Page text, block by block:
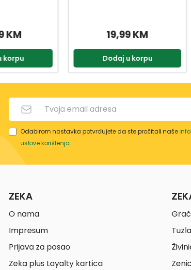
KM
korpu
799,90 KM
Dodaj u korpu
Odabirom nastavka potvrđujete da ste pročitali naše
uslove korištenja.
ZEKA
O nama
Impresum
Prijava za posao
Zeka plus Loyalty kartica
Tuzla